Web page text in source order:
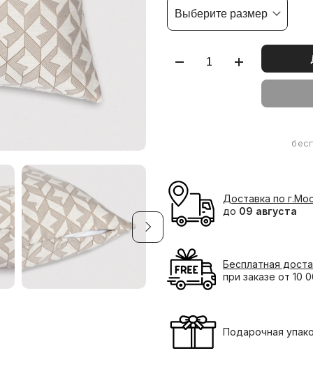
Выберите размер
Доставка по
до 09 августа
Бесплатная
при заказе от 10
Подарочная